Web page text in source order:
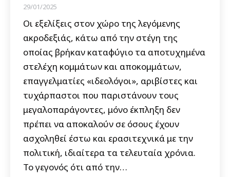
29/01/2025
Οι εξελίξεις στον χώρο της λεγόμενης
ακροδεξιάς, κάτω από την στέγη της
οποίας βρήκαν καταφύγιο τα αποτυχημένα
στελέχη κομμάτων και αποκομμάτων,
επαγγελματίες «ιδεολόγοι», αριβίστες και
τυχάρπαστοι που παριστάνουν τους
μεγαλοπαράγοντες, μόνο έκπληξη δεν
πρέπει να αποκαλούν σε όσους έχουν
ασχοληθεί έστω και ερασιτεχνικά με την
πολιτική, ιδιαίτερα τα τελευταία χρόνια.
Το γεγονός ότι από την…